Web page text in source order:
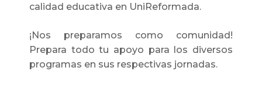
calidad educativa en UniReformada.
¡Nos preparamos como comunidad!
Prepara todo tu apoyo para los diversos
programas en sus respectivas jornadas.